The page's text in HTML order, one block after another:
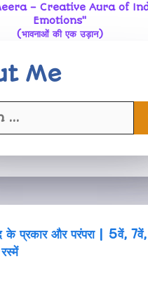
– Creative Aura of
Emotions"
(भावनाओं की एक उड़ान)
Me
के प्रकार और परंपरा | 5वें,